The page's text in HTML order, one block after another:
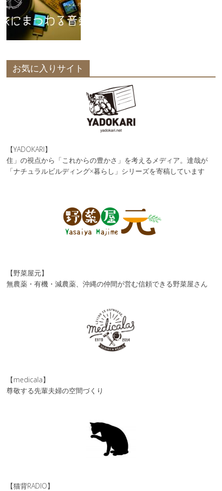
お気に入りサイト
【YADOKARI】
住」の視点から「これからの豊かさ」を考えるメディア。達哉が
「ナチュラルビルディング×暮らし」シリーズを寄稿しています
【野菜屋元】
無農薬・有機・減農薬、沖縄の仲間が営む信頼できる野菜屋さん
【medicala】
尊敬する先輩夫婦の空間づくり
【猫背RADIO】